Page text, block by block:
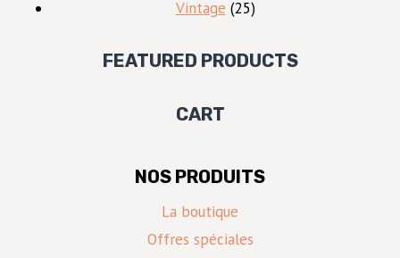
Vintage 2525
FEATURED PRODUCTS
CART
NOS PRODUITS
La boutique
Offres spéciales